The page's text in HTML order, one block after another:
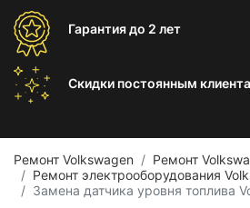
Гарантиядо 2 лет
Скидки постоянным
Ремонт Volkswagen
Ремонт
Ремонт электрооборудования
Замена датчика уровня топлива